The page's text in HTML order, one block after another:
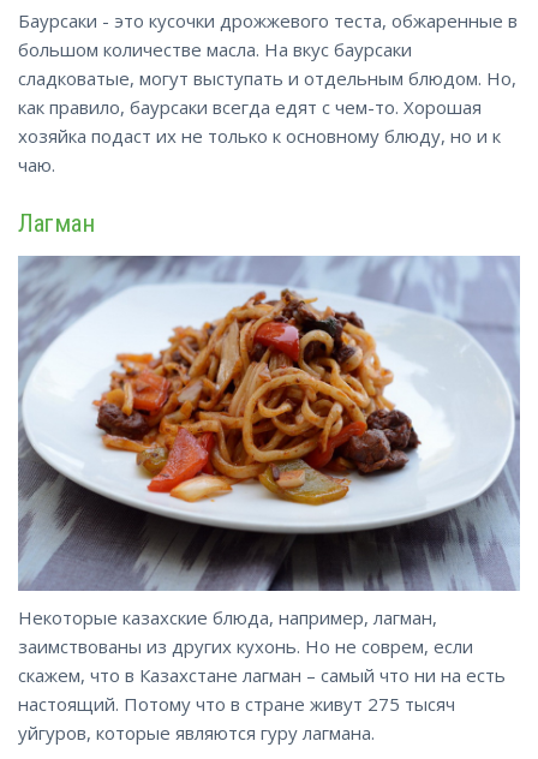
Баурсаки - это кусочки дрожжевого теста, обжаренные в
большом количестве масла. На вкус баурсаки
сладковатые, могут выступать и отдельным блюдом. Но,
как правило, баурсаки всегда едят с чем-то. Хорошая
хозяйка подаст их не только к основному блюду, но и к
чаю.
Лагман
Некоторые казахские блюда, например, лагман,
заимствованы из других кухонь. Но не соврем, если
скажем, что в Казахстане лагман – самый что ни на есть
настоящий. Потому что в стране живут 275 тысяч
уйгуров, которые являются гуру лагмана.